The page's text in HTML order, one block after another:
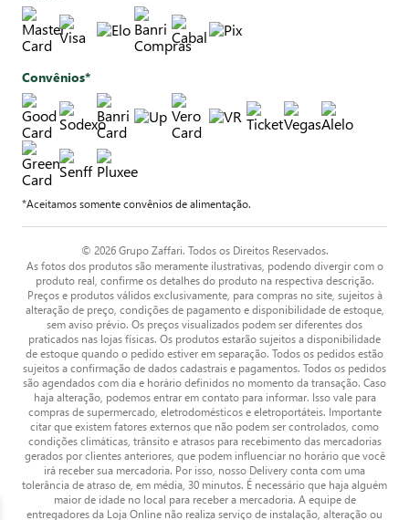
Convênios*
*Aceitamos somente convênios de alimentação.
© 2026 Grupo Zaffari. Todos os Direitos Reservados.
As fotos dos produtos são meramente ilustrativas, podendo divergir com o
produto real, confirme os detalhes do produto na respectiva descrição.
Preços e produtos válidos exclusivamente, para compras no site, sujeitos à
alteração de preço, condições de pagamento e disponibilidade de estoque,
sem aviso prévio. Os preços visualizados podem ser diferentes dos
praticados nas lojas físicas. Os produtos estarão sujeitos a disponibilidade
de estoque quando o pedido estiver em separação. Todos os pedidos estão
sujeitos a confirmação de dados cadastrais e pagamentos. Todos os pedidos
são agendados com dia e horário definidos no momento da transação. Caso
haja alteração, podemos entrar em contato para informar. Isso vale para
compras de supermercado, eletrodomésticos e eletroportáteis. Importante
citar que existem fatores externos que não podem ser controlados, como
condições climáticas, trânsito e atrasos para recebimento das mercadorias
gerados por clientes anteriores, que podem influenciar no horário que você
irá receber sua mercadoria. Por isso, nosso Delivery conta com uma
tolerância de atraso de, em média, 30 minutos. É necessário que haja alguém
maior de idade no local para receber a mercadoria. A equipe de
entregadores da Loja Online não realiza serviço de instalação, alteração ou